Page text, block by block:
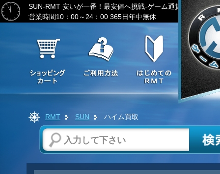
SUN-RMT 安いが一番！最安値へ挑戦-ゲーム通貨の激安販売
営業時間10：00～24：00 365日年中無休
RMT SUN ハイム買取